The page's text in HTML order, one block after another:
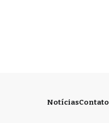
NotíciasContato